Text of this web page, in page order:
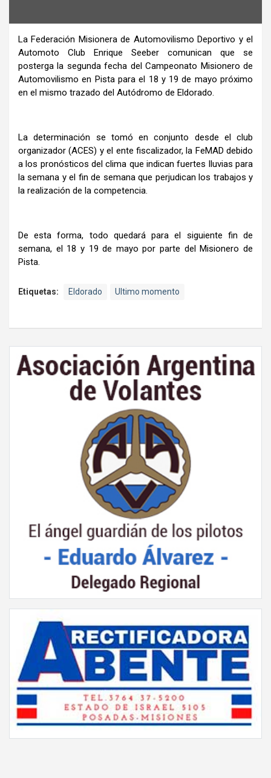
La Federación Misionera de Automovilismo Deportivo y el
Automoto Club Enrique Seeber comunican que se
posterga la segunda fecha del Campeonato Misionero de
Automovilismo en Pista para el 18 y 19 de mayo próximo
en el mismo trazado del Autódromo de Eldorado.
La determinación se tomó en conjunto desde el club
organizador (ACES) y el ente fiscalizador, la FeMAD debido
a los pronósticos del clima que indican fuertes lluvias para
la semana y el fin de semana que perjudican los trabajos y
la realización de la competencia.
De esta forma, todo quedará para el siguiente fin de
semana, el 18 y 19 de mayo por parte del Misionero de
Pista.
Etiquetas: Eldorado Ultimo momento